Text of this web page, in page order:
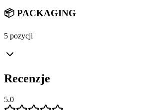
📦 PACKAGING
5 pozycji
Recenzje
5.0